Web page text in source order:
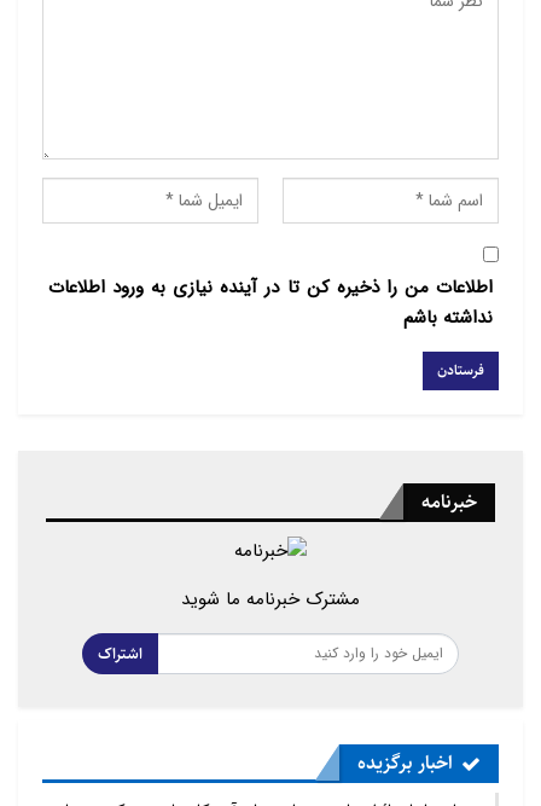
اطلاعات من را ذخیره کن تا در آینده نیازی به ورود اطلاعات
نداشته باشم
خبرنامه
مشترک خبرنامه ما شوید
اشتراک
اخبار برگزیده